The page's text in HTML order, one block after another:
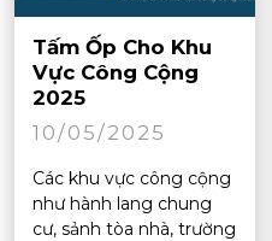
Tấm Ốp Cho Khu
Vực Công Cộng
2025
10/05/2025
Các khu vực công cộng
như hành lang chung
cư, sảnh tòa nhà, trường